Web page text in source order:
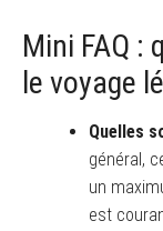
Mini FAQ :
le voyage
Quelles
général,
un
est